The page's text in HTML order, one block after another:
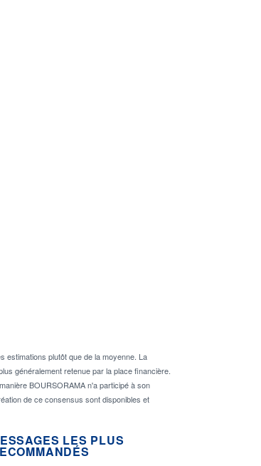
estimations plutôt que de la moyenne. La
généralement retenue par la place financière.
BOURSORAMA n'a participé à son
de ce consensus sont disponibles et
LES PLUS